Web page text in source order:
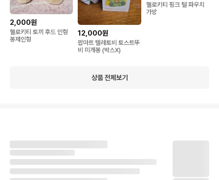
2,000원
헬로키티 토끼 후드 인형
봉제인형
12,000원
팝마트 텔레토비 토스트뚜
비 미개봉 (박스X)
헬로키티 핑크 털 파우치
가방
상품 전체보기